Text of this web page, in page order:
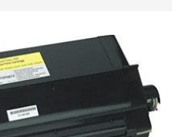
Geen
in
uw